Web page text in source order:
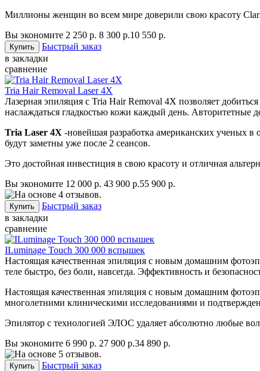
Миллионы женщин во всем мире доверили свою красоту
Вы экономите 2 250 р. 8 300 р.10 550 р.
Быстрый заказ
в закладки
сравнение
Tria Hair Removal Laser 4X
Лазерная эпиляция с Tria Hair Removal 4X позволяет
наслаждаться гладкостью кожи каждый день. Авторитетные
Tria Laser 4X -новейшая разработка американских ученых в
будут заметны уже после 2 сеансов.
Это достойная инвестиция в свою красоту и отличная
Вы экономите 12 000 р. 43 900 р.55 900 р.
Быстрый заказ
в закладки
сравнение
ILuminage Touch 300 000 вспышек
Настоящая качественная эпиляция с новым домашним
теле быстро, без боли, навсегда. Эффективность и
Настоящая качественная эпиляция с новым домашним
многолетними клиническими исследованиями и
Эпилятор с технологией ЭЛОС удаляет абсолютно любые
Вы экономите 6 990 р. 27 900 р.34 890 р.
Быстрый заказ